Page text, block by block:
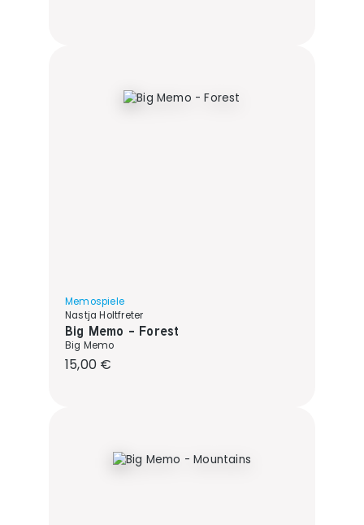
Memospiele
Nastja Holtfreter
Big Memo - Forest
Big Memo
Regulärer Preis:
15,00 €